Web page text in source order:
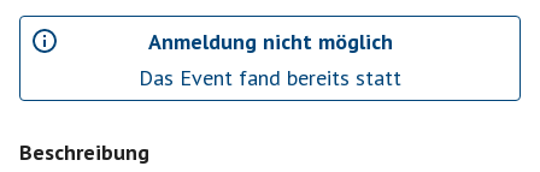
Anmeldung nicht möglich
Das Event fand bereits statt
Beschreibung